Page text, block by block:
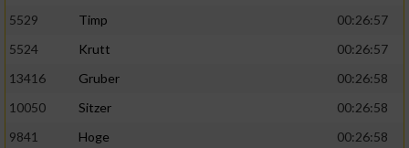
5529
Timp
00:26:57
5524
Krutt
00:26:57
13416
Gruber
00:26:58
10050
Sitzer
00:26:58
9841
Hoge
00:26:58